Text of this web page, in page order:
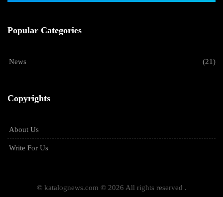
Popular Categories
News (21)
Copyrights
About Us
Write For Us
© katalognews.com © 2026 All rights reserved .